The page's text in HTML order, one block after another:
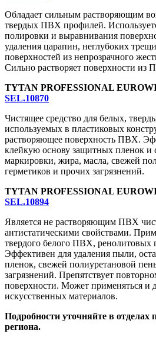
Обладает сильным растворяющим
твердых ПВХ профилей.
полировки и выравнивания
удаления царапин, неглубоких
поверхностей из непрозрачного
Сильно растворяет поверхности из
TYTAN PROFESSIONAL
SEL.10870
Чистящее средство для белых,
используемых в пластиковых
растворяющее поверхность ПВХ.
клейкую основу защитных пленок и
маркировки, жира, масла, свежей
герметиков и прочих загрязнений.
TYTAN PROFESSIONAL
SEL.10894
Является не растворяющим ПВХ
антистатическими свойствами.
твердого белого ПВХ, ренолитовых
Эффективен для удаления пыли,
пленок, свежей полиуретановой
загрязнений. Препятствует
поверхности. Может применяться и
искусственных материалов.
Подробности уточняйте в
региона.